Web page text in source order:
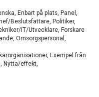
Enbart på plats, Panel,
Beslutsfattare, Politiker,
IT/Utvecklare, Forskare
Omsorgspersonal,
Exempel från
Nytta/effekt,